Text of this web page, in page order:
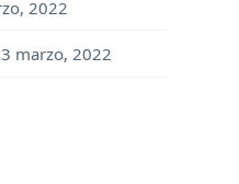
2022
marzo, 2022